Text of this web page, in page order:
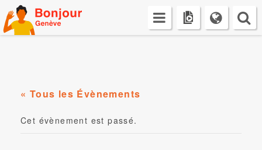
Skip
to
content
« Tous les Évènements
Cet évènement est passé.